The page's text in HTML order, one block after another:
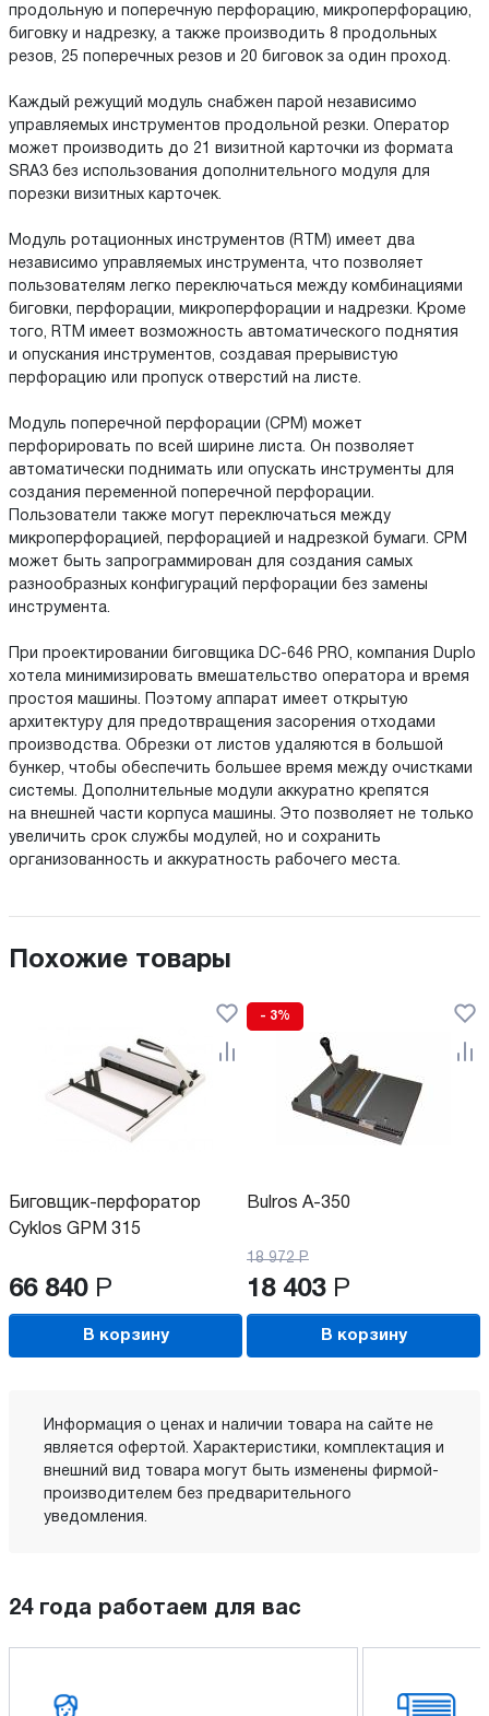
продольную и поперечную перфорацию, микроперфорацию,
биговку и надрезку, а также производить 8 продольных
резов, 25 поперечных резов и 20 биговок за один проход.
Каждый режущий модуль снабжен парой независимо
управляемых инструментов продольной резки. Оператор
может производить до 21 визитной карточки из формата
SRA3 без использования дополнительного модуля для
порезки визитных карточек.
Модуль ротационных инструментов (RTM) имеет два
независимо управляемых инструмента, что позволяет
пользователям легко переключаться между комбинациями
биговки, перфорации, микроперфорации и надрезки. Кроме
того, RTM имеет возможность автоматического поднятия
и опускания инструментов, создавая прерывистую
перфорацию или пропуск отверстий на листе.
Модуль поперечной перфорации (CPM) может
перфорировать по всей ширине листа. Он позволяет
автоматически поднимать или опускать инструменты для
создания переменной поперечной перфорации.
Пользователи также могут переключаться между
микроперфорацией, перфорацией и надрезкой бумаги. СРМ
может быть запрограммирован для создания самых
разнообразных конфигураций перфорации без замены
инструмента.
При проектировании биговщика DC-646 PRO, компания Duplo
хотела минимизировать вмешательство оператора и время
простоя машины. Поэтому аппарат имеет открытую
архитектуру для предотвращения засорения отходами
производства. Обрезки от листов удаляются в большой
бункер, чтобы обеспечить большее время между очистками
системы. Дополнительные модули аккуратно крепятся
на внешней части корпуса машины. Это позволяет не только
увеличить срок службы модулей, но и сохранить
организованность и аккуратность рабочего места.
Похожие товары
Биговщик-перфоратор
Cyklos GPM 315
66 840 Р
В корзину
- 3%
Bulros A-350
18 972 Р
18 403 Р
В корзину
Информация о ценах и наличии товара на сайте не
является офертой. Характеристики, комплектация и
внешний вид товара могут быть изменены фирмой-
производителем без предварительного
уведомления.
24 года работаем для вас